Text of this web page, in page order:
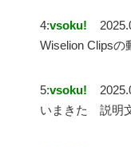
4:vsoku!
Wiselion Clipsの
5:vsoku!
いまきた 説明